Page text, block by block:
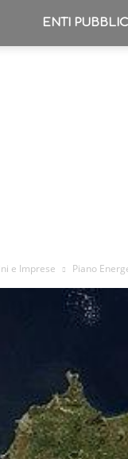
ENTI
e Imprese Piano